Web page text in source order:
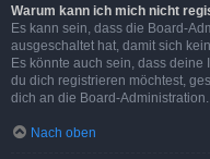
Warum kann ich mich nicht
Es kann sein, dass die Board-
ausgeschaltet hat, damit sich
Es könnte auch sein, dass
du dich registrieren möchtest,
dich an die Board-Administration.
Nach oben